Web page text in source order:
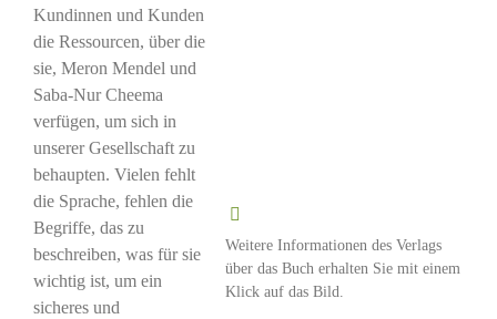
Weitere Informationen des Verlags
über das Buch erhalten Sie mit einem
Klick auf das Bild.
Kundinnen und Kunden
die Ressourcen, über die
sie, Meron Mendel und
Saba-Nur Cheema
verfügen, um sich in
unserer Gesellschaft zu
behaupten. Vielen fehlt
die Sprache, fehlen die
Begriffe, das zu
beschreiben, was für sie
wichtig ist, um ein
sicheres und